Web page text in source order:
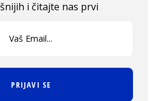
i čitajte nas prvi
PRIJAVI SE